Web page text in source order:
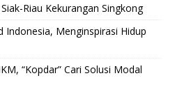
Riau Kekurangan Singkong
Indonesia, Menginspirasi Hidup
“Kopdar” Cari Solusi Modal